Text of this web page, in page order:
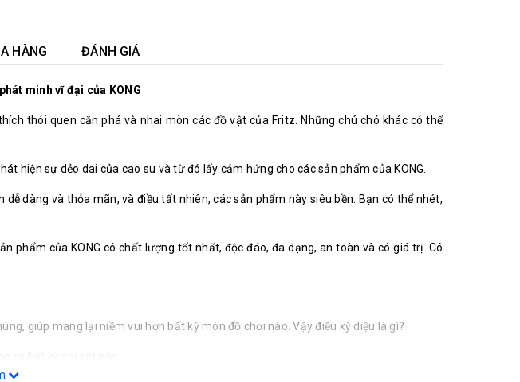
HÀNG ĐÁNH GIÁ
minh vĩ đại của KONG
thói quen cắn phá và nhai mòn các đồ vật của Fritz. Những chú chó khác có thể
hiện sự dẻo dai của cao su và từ đó lấy cảm hứng cho các sản phẩm của KONG.
dàng và thỏa mãn, và điều tất nhiên, các sản phẩm này siêu bền. Bạn có thể nhét,
phẩm của KONG có chất lượng tốt nhất, độc đáo, đa dạng, an toàn và có giá trị. Có
giúp mang lại niềm vui hơn bất kỳ món đồ chơi nào. Vậy điều kỳ diệu là gì?
có bất kỳ sai sót nào.